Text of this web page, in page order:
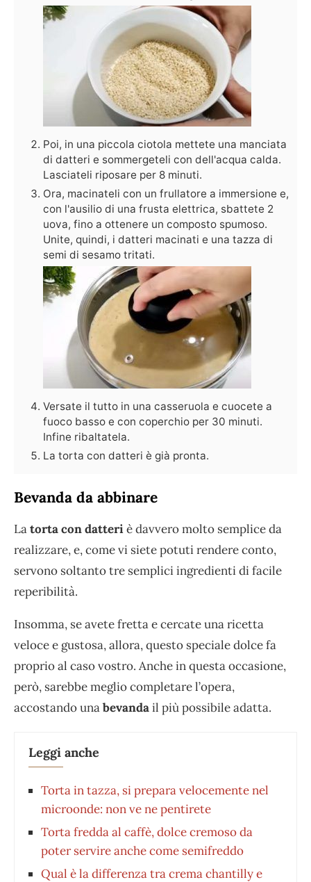
Poi, in una piccola ciotola mettete una manciata
di datteri e sommergeteli con dell'acqua calda.
Lasciateli riposare per 8 minuti.
Ora, macinateli con un frullatore a immersione e,
con l'ausilio di una frusta elettrica, sbattete 2
uova, fino a ottenere un composto spumoso.
Unite, quindi, i datteri macinati e una tazza di
semi di sesamo tritati.
Versate il tutto in una casseruola e cuocete a
fuoco basso e con coperchio per 30 minuti.
Infine ribaltatela.
La torta con datteri è già pronta.
Bevanda da abbinare
Latorta con datteriè davvero molto semplice da
realizzare, e, come vi siete potuti rendere conto,
servono soltanto tre semplici ingredienti di facile
reperibilità.
Insomma, se avete fretta e cercate una ricetta
veloce e gustosa, allora, questo speciale dolce fa
proprio al caso vostro. Anche in questa occasione,
però, sarebbe meglio completare l’opera,
accostando unabevandail più possibile adatta.
Leggi anche
Torta in tazza, si prepara velocemente nel
microonde: non ve ne pentirete
Torta fredda al caffè, dolce cremoso da
poter servire anche come semifreddo
Qual è la differenza tra crema chantilly e